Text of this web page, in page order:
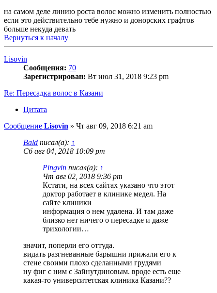
на самом деле линию роста волос можно изменить полностью
если это действительно тебе нужно и донорских графтов
больше некуда девать
Вернуться к началу
Lisovin
Сообщения: 70
Зарегистрирован: Вт июл 31, 2018 9:23 pm
Re: Пересадка волос в Казани
Цитата
Сообщение Lisovin » Чт авг 09, 2018 6:21 am
Bald писал(а): ↑
Сб авг 04, 2018 10:09 pm
Pingvin писал(а): ↑
Чт авг 02, 2018 9:36 pm
Кстати, на всех сайтах указано что этот
доктор работает в клинике медел. На
сайте клиники
информация о нем удалена. И там даже
близко нет ничего о пересадке и даже
трихологии…
значит, поперли его оттуда.
видать разгневанные барышни прижали его к
стене своими плохо сделанными грудями
ну фиг с ним с Зайнутдиновым. вроде есть еще
какая-то университетская клиника Казани??